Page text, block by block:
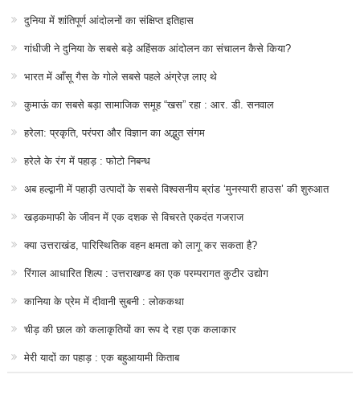
दुनिया में शांतिपूर्ण आंदोलनों का संक्षिप्त इतिहास
गांधीजी ने दुनिया के सबसे बड़े अहिंसक आंदोलन का संचालन कैसे किया?
भारत में आँसू गैस के गोले सबसे पहले अंग्रेज़ लाए थे
कुमाऊं का सबसे बड़ा सामाजिक समूह “खस” रहा : आर. डी. सनवाल
हरेला: प्रकृति, परंपरा और विज्ञान का अद्भुत संगम
हरेले के रंग में पहाड़ : फोटो निबन्ध
अब हल्द्वानी में पहाड़ी उत्पादों के सबसे विश्वसनीय ब्रांड ‘मुनस्यारी हाउस’ की शुरुआत
खड़कमाफी के जीवन में एक दशक से विचरते एकदंत गजराज
क्या उत्तराखंड, पारिस्थितिक वहन क्षमता को लागू कर सकता है?
रिंगाल आधारित शिल्प : उत्तराखण्ड का एक परम्परागत कुटीर उद्योग
कानिया के प्रेम में दीवानी सुबनी : लोककथा
चीड़ की छाल को कलाकृतियों का रूप दे रहा एक कलाकार
मेरी यादों का पहाड़ : एक बहुआयामी किताब